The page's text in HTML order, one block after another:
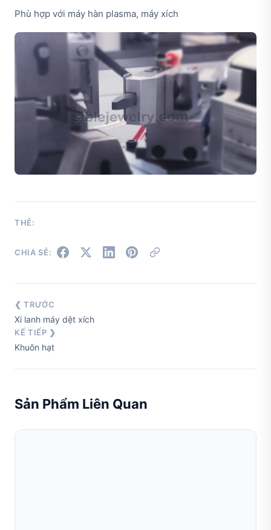
Phù hợp với máy hàn plasma, máy xích
THẺ:
CHIA SẺ:
❮ TRƯỚC
Xi lanh máy dệt xích
KẾ TIẾP ❯
Khuôn hạt
Sản Phẩm Liên Quan